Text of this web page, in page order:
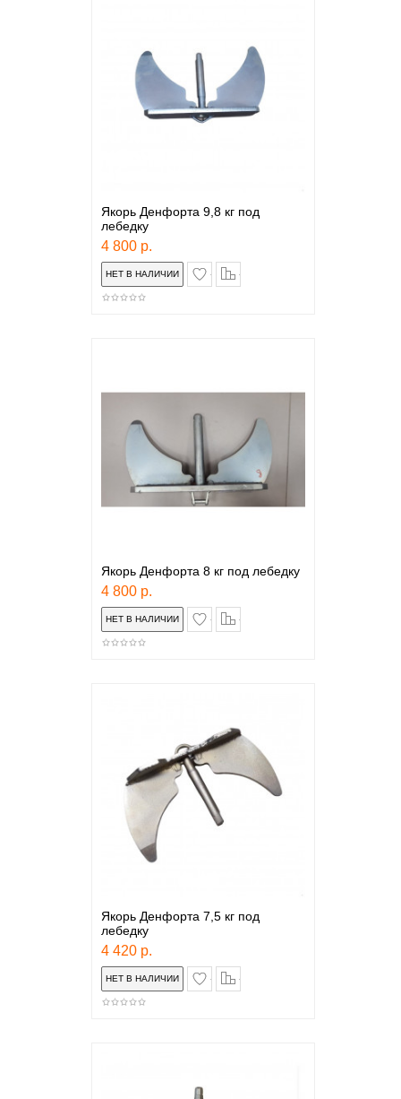
Якорь Денфорта 9,8 кг под
лебедку
4 800 р.
в закладки
Якорь Денфорта 8 кг под лебедку
4 800 р.
в закладки
Якорь Денфорта 7,5 кг под
лебедку
4 420 р.
в закладки